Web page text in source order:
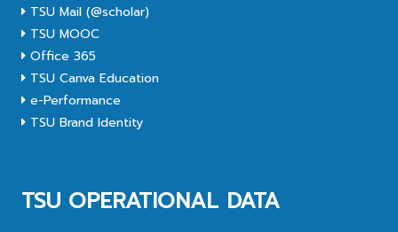
TSU Mail (@scholar)
TSU MOOC
Office 365
TSU Canva Education
e-Performance
TSU Brand Identity
TSU OPERATIONAL DATA